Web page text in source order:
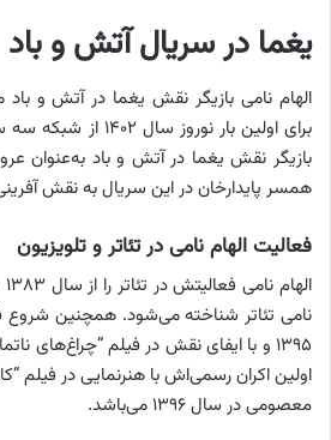
یغما در سریال آتش و باد
الهام نامی بازیگر نقش یغما در آتش و
برای اولین بار
بازیگر نقش یغما در آتش و باد به‌عنوان
همسر پایدارخان در این سریال به نقش
فعالیت الهام نامی در تئاتر و تلویزیون
نامی تئاتر شناخته می‌شود. همچنین شروع
۱۳۹۵ و با ایفای نقش در فیلم “چراغ‌های
اولین اکران رسمی‌اش با هنرنمایی در فیلم
معصومی در سال ۱۳۹۶ می‌باشد.